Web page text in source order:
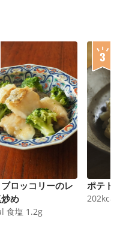
ロッコリーのレ
め
食塩 1.2g
ポテト
202kcal